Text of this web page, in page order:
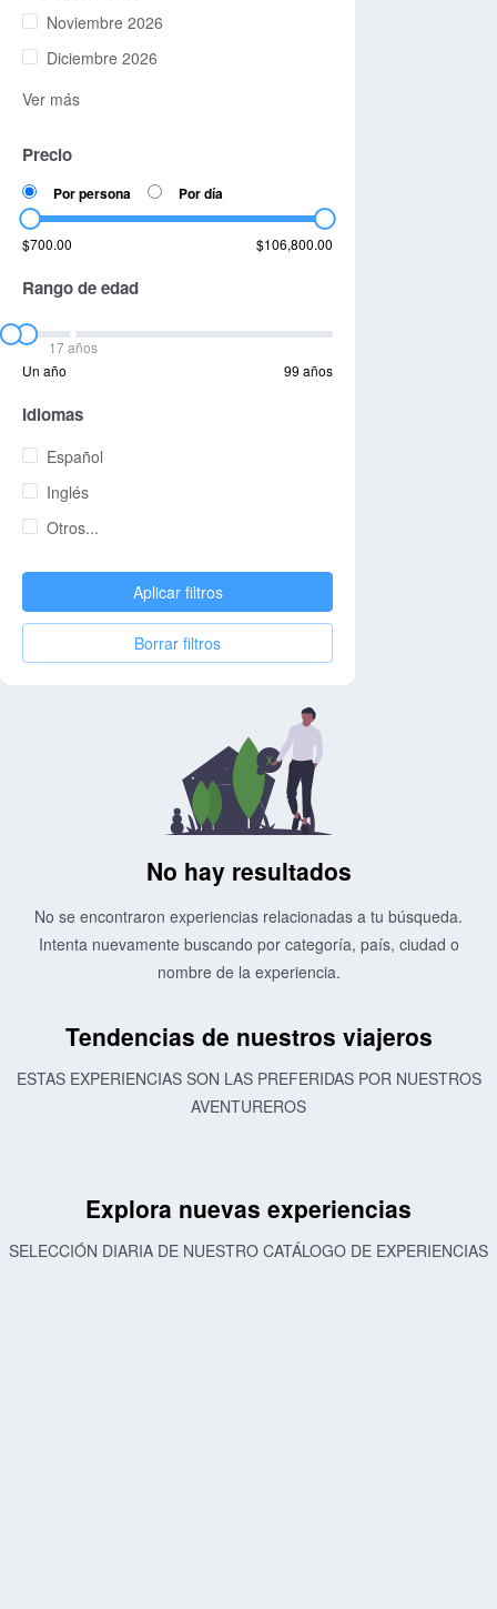
Noviembre 2026
Diciembre 2026
Ver más
Precio
Por persona Por día
$700.00 $106,800.00
Rango de edad
17 años
Un año
99 años
Idiomas
Español
Inglés
Otros...
Aplicar filtros
Borrar filtros
No hay resultados
No se encontraron experiencias relacionadas a tu búsqueda.
Intenta nuevamente buscando por categoría, país, ciudad o
nombre de la experiencia.
Tendencias de nuestros viajeros
ESTAS EXPERIENCIAS SON LAS PREFERIDAS POR NUESTROS
AVENTUREROS
Explora nuevas experiencias
SELECCIÓN DIARIA DE NUESTRO CATÁLOGO DE EXPERIENCIAS